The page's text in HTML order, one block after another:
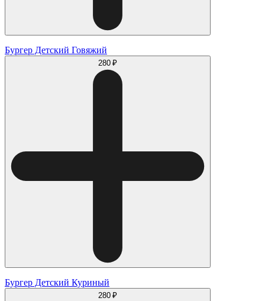
Бургер Детский Говяжий
280 ₽
Бургер Детский Куриный
280 ₽